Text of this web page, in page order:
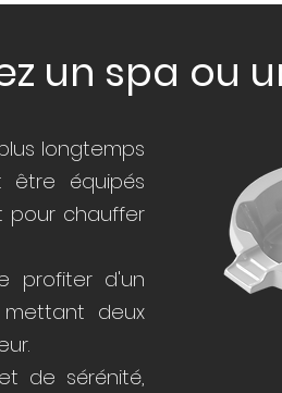
un spa ou
longtemps
être équipés
pour chauffer
profiter d'un
deux
de sérénité,